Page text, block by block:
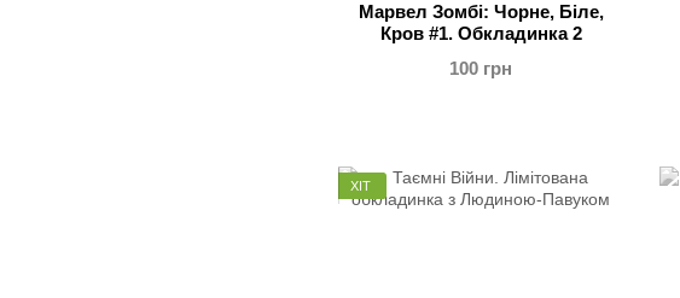
Марвел Зомбі: Чорне, Біле,
Кров #1. Обкладинка 2
100 грн
ХІТ